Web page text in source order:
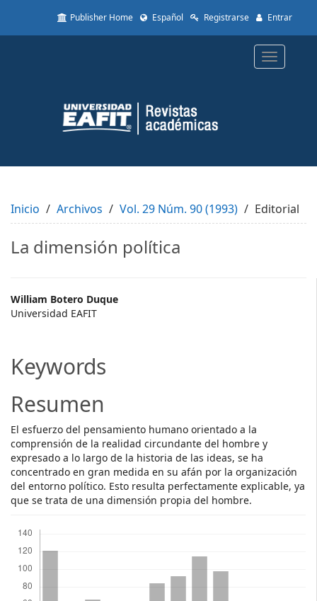
to
Content
Sidebar
Publisher Home Español Registrarse Entrar
Toggle
Inicio Archivos Vol. 29 Núm. 90 (1993) Editorial
La dimensión política
Main
Article
William Botero Duque
Universidad EAFIT
Keywords
Resumen
El esfuerzo del pensamiento humano orientado a la
comprensión de la realidad circundante del hombre y
expresado a lo largo de la historia de las ideas, se ha
concentrado en gran medida en su afán por la organización
del entorno político. Esto resulta perfectamente explicable, ya
que se trata de una dimensión propia del hombre.